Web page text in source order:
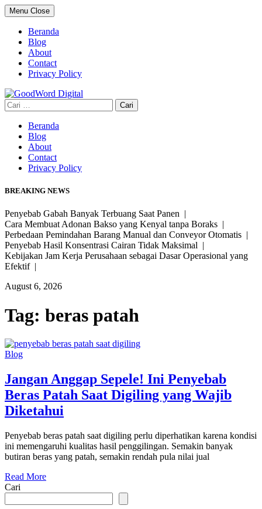
Skip
to
content
Menu Close
Beranda
Blog
About
Contact
Privacy Policy
Cari
untuk:
Beranda
Blog
About
Contact
Privacy Policy
BREAKING NEWS
Penyebab Gabah Banyak Terbuang Saat Panen |
Cara Membuat Adonan Bakso yang Kenyal tanpa Boraks |
Perbedaan Pemindahan Barang Manual dan Conveyor Otomatis |
Penyebab Hasil Konsentrasi Cairan Tidak Maksimal |
Kebijakan Jam Kerja Perusahaan sebagai Dasar Operasional yang
Efektif |
August 6, 2026
Tag: beras patah
Blog
Jangan Anggap Sepele! Ini Penyebab
Beras Patah Saat Digiling yang Wajib
Diketahui
Penyebab beras patah saat digiling perlu diperhatikan karena kondisi
ini memengaruhi kualitas hasil penggilingan. Semakin banyak
butiran beras yang patah, semakin rendah pula nilai jual
Read More
Cari